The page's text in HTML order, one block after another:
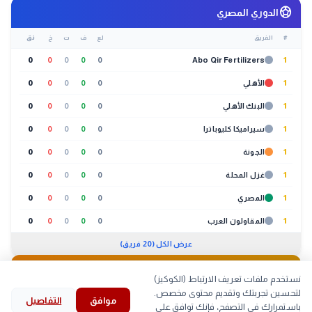
sports_soccerالدوري المصري
# الفريق لع ف ت خ نق
1
Abo Qir Fertilizers
0
0
0
0
0
1 الأهلي 0
0
0
0
0
1 البنك الأهلي 0
0
0
0
0
1 سيراميكا كليوباترا 0
0
0
0
0
1 الجونة 0
0
0
0
0
1 غزل المحلة 0
0
0
0
0
1 المصري 0
0
0
0
0
1 المقاولون العرب 0
0
0
0
0
عرض الكل (20 فريق)
🐔
لحوم بيض كتاكيت بط
نستخدم ملفات تعريف الارتباط (الكوكيز)
لتحسين تجربتك وتقديم محتوى مخصص.
باستمرارك في التصفح، فإنك توافق على
موافق التفاصيل